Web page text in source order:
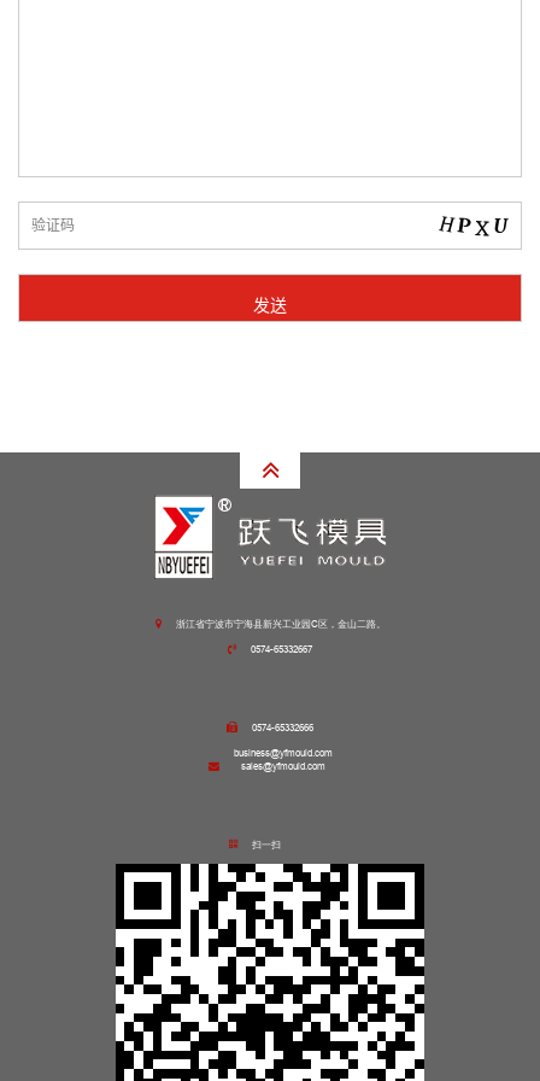
浙江省宁波市宁海县新兴工业园C区，金山二路。
0574-65332667
0574-65332666
business@yfmould.com
sales@yfmould.com
扫一扫